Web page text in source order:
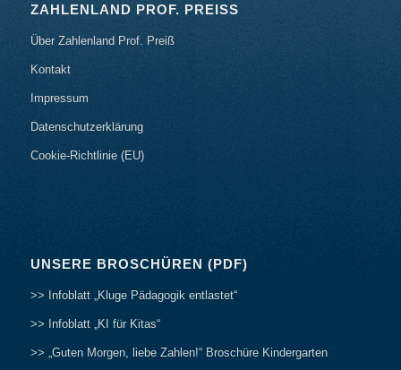
ZAHLENLAND PROF. PREISS
Über Zahlenland Prof. Preiß
Kontakt
Impressum
Datenschutzerklärung
Cookie-Richtlinie (EU)
UNSERE BROSCHÜREN (PDF)
>> Infoblatt „Kluge Pädagogik entlastet“
>> Infoblatt „KI für Kitas“
>> „Guten Morgen, liebe Zahlen!“ Broschüre Kindergarten